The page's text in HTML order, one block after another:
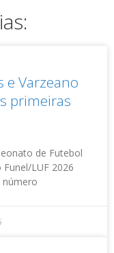
e Varzeano
primeiras
de Futebol
LUF 2026